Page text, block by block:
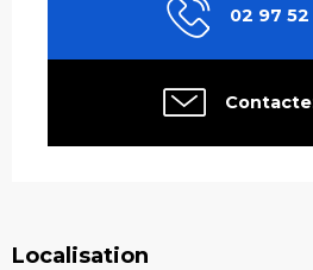
02 97 52
Localisation